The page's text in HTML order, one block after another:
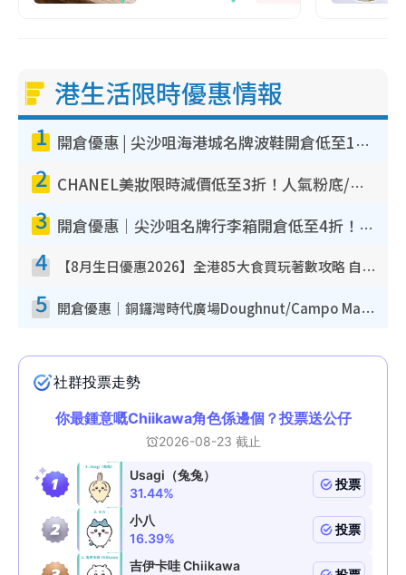
港生活限時優惠情報
1 開倉優惠 | 尖沙咀海港城名牌波鞋開倉低至1折！On鞋$899起／Joy&Peace鞋履$98起
2 CHANEL美妝限時減價低至3折！人氣粉底/唇膏/精華液低至$275！COCO香水都有平
3 開倉優惠｜尖沙咀名牌行李箱開倉低至4折！一連5日 American Tourister/ace./Hallmark $200起！
4 【8月生日優惠2026】全港85大食買玩著數攻略 自助餐/火鍋放題同行免費＋誠品/DONKI送現金券
5 開倉優惠｜銅鑼灣時代廣場Doughnut/Campo Marzio開倉低至1折！背囊、書包、手袋劈價$200起